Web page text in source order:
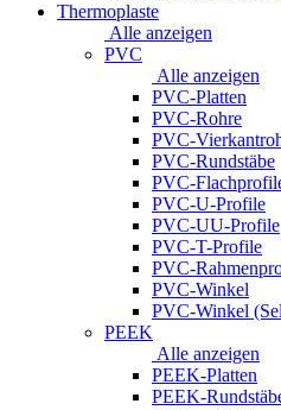
Thermoplaste
Alle anzeigen
PVC
Alle anzeigen
PVC-Platten
PVC-Rohre
PVC-
PVC-Rundstäbe
PVC-
PVC-U-Profile
PVC-UU-Profile
PVC-T-Profile
PVC-
PVC-Winkel
PVC-Winkel
PEEK
Alle anzeigen
PEEK-Platten
PEEK-